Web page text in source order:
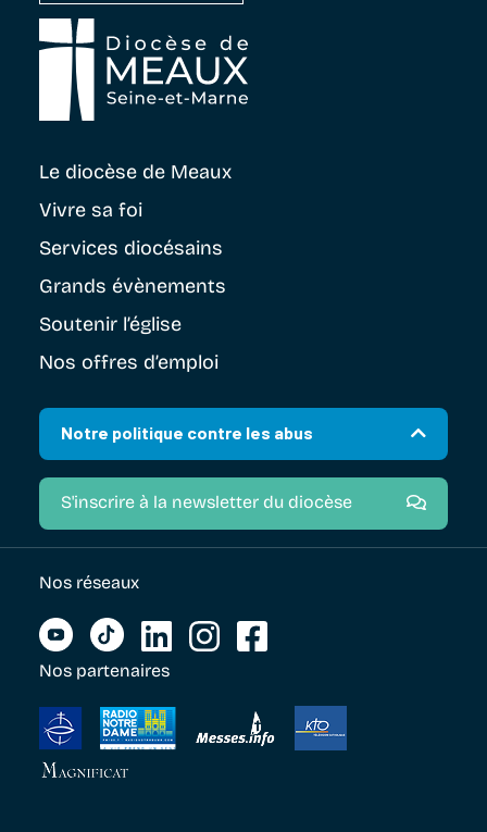
Le diocèse de Meaux
Vivre sa foi
Services diocésains
Grands évènements
Soutenir l’église
Nos offres d’emploi
Notre politique contre les abus
S'inscrire à la newsletter du diocèse
Nos réseaux
Nos partenaires